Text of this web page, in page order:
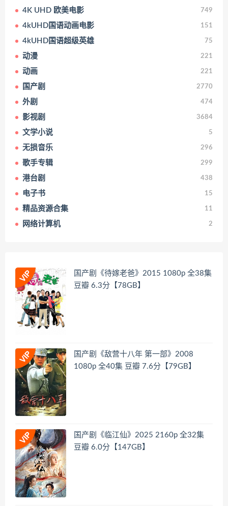
4K UHD 欧美电影 749
4kUHD国语动画电影 151
4kUHD国语超级英雄 75
动漫 221
动画 221
国产剧 2770
外剧 474
影视剧 3684
文学小说 5
无损音乐 296
歌手专辑 299
港台剧 438
电子书 15
精品资源合集 11
网络计算机 2
国产剧《待嫁老爸》2015 1080p 全38集
豆瓣 6.3分【78GB】
国产剧《敌营十八年 第一部》2008
1080p 全40集 豆瓣 7.6分【79GB】
国产剧《临江仙》2025 2160p 全32集
豆瓣 6.0分【147GB】